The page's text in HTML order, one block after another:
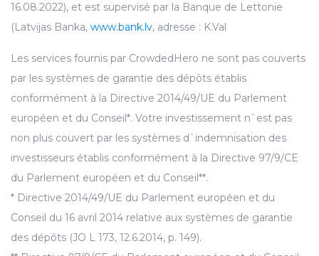
16.08.2022), et est supervisé par la Banque de Lettonie
(Latvijas Banka, www.bank.lv, adresse : K.Val
Les services fournis par CrowdedHero ne sont pas couverts
par les systèmes de garantie des dépôts établis
conformément à la Directive 2014/49/UE du Parlement
européen et du Conseil*. Votre investissement n`est pas
non plus couvert par les systèmes d`indemnisation des
investisseurs établis conformément à la Directive 97/9/CE
du Parlement européen et du Conseil**.
* Directive 2014/49/UE du Parlement européen et du
Conseil du 16 avril 2014 relative aux systèmes de garantie
des dépôts (JO L 173, 12.6.2014, p. 149).